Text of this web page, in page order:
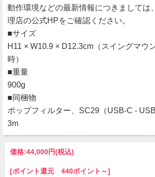
動作環境などの最新情報につきましては
理店の公式HPをご確認ください。
■サイズ
H11 × W10.9 × D12.3cm（スイングマウ
時）
■重量
900g
■同梱物
ポップフィルター、SC29（USB-C -
3m
価格:44,000円(税込)
[ポイント還元 440ポイント～]